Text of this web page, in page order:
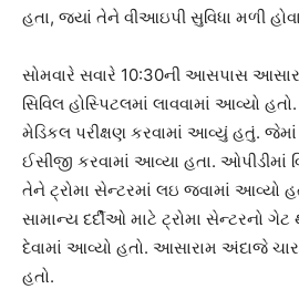
હતા, જ્યાં તેને વીઆઇપી સુવિધા મળી
સોમવારે સવારે 10:30ની આસપાસ
સિવિલ હોસ્પિટલમાં લાવવામાં આવ્યો
મેડિકલ પરીક્ષણ કરવામાં આવ્યું હતું.
ઈસીજી કરવામાં આવ્યા હતા. ઓપીડીમાં
તેને ટ્રોમા સેન્ટરમાં લઇ જવામાં આવ્યો
સામાન્ય દર્દીઓ માટે ટ્રોમા સેન્ટરનો
દેવામાં આવ્યો હતો. આસારામ અંદાજે ચાર
હતો.